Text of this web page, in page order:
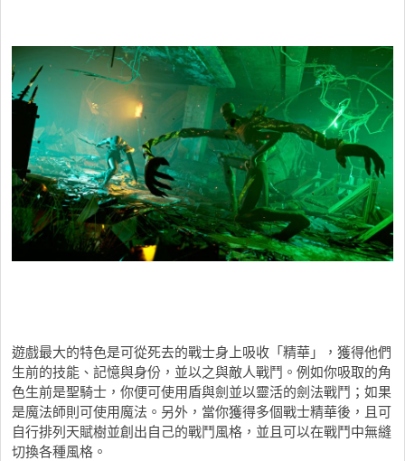
遊戲最大的特色是可從死去的戰士身上吸收「精華」，獲得他們
生前的技能、記憶與身份，並以之與敵人戰鬥。例如你吸取的角
色生前是聖騎士，你便可使用盾與劍並以靈活的劍法戰鬥；如果
是魔法師則可使用魔法。另外，當你獲得多個戰士精華後，且可
自行排列天賦樹並創出自己的戰鬥風格，並且可以在戰鬥中無縫
切換各種風格。